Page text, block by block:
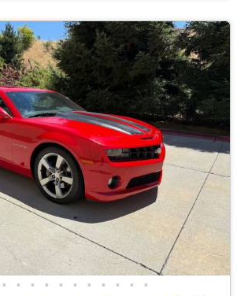
• • • • • • • • • • •